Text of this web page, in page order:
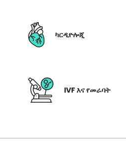
ካርዲዮሎጂ
IVF እና የመራባት